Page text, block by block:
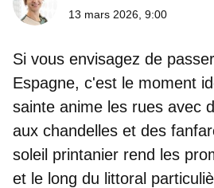
13 mars 2026, 9:00
Si vous envisagez de
Espagne, c'est le moment
sainte anime les rues avec
aux chandelles et des
soleil printanier rend les
et le long du littoral